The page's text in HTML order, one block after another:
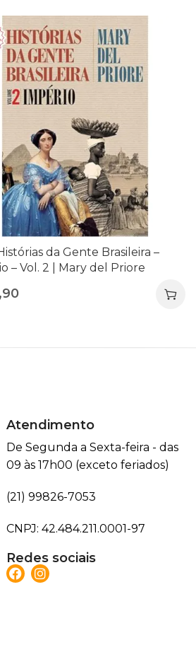
da Gente Brasileira –
– Vol. 2 | Mary del Priore
Atendimento
De Segunda a Sexta-feira - das
09 às 17h00 (exceto feriados)
(21) 99826-7053
CNPJ: 42.484.211.0001-97
Redes sociais